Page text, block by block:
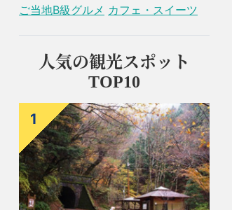
ご当地B級グルメ カフェ・スイーツ
人気の観光スポット
TOP10
1